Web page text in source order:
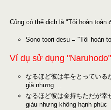
Cũng có thể dịch là "Tôi hoàn toàn
Sono toori desu = "Tôi hoàn
Ví dụ sử dụng "Naruhodo"
なるほど彼は年をとってい
già nhưng …
なるほど彼は金持ちただが
giàu nhưng không hạnh phúc